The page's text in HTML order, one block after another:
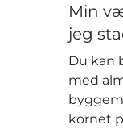
Min
jeg
Du kan
med
kornet